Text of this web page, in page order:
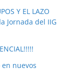
Y EL LAZO
Jornada del IIG
nuevos